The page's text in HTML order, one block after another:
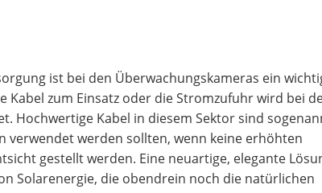
ist bei den Überwachungskameras ein
zum Einsatz oder die Stromzufuhr wird bei
Hochwertige Kabel in diesem Sektor sind
verwendet werden sollten, wenn keine erhöhten
gestellt werden. Eine neuartige, elegante
Solarenergie, die obendrein noch die natürlichen